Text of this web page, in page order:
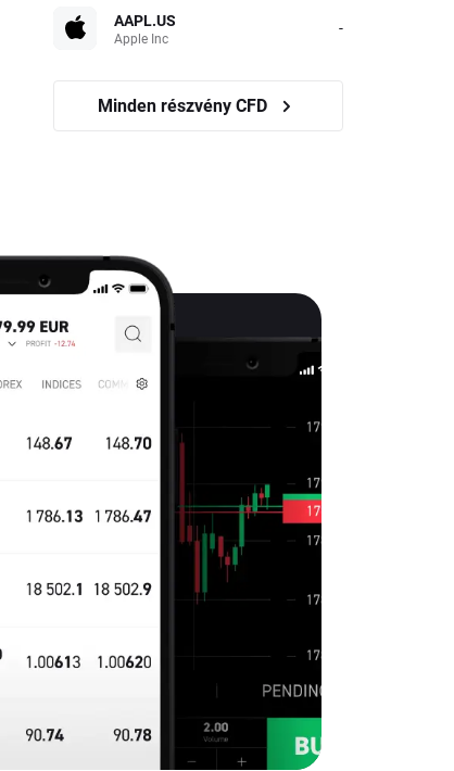
AAPL.US
Apple Inc -
Minden részvény CFD